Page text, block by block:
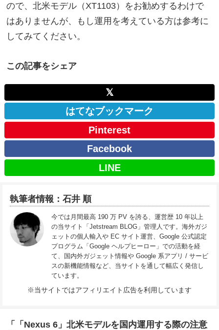
ので、北米モデル（XT1103）をお勧めするわけで
はありませんが、もし運用を考えている方は参考に
してみてください。
この記事をシェア
𝕏
はてなブックマーク
Pinterest
Facebook
LINE
執筆者情報：石井 順
今では月間最高 190 万 PV を誇る、運営歴 10 年以上
の当サイト「Jetstream BLOG」管理人です。海外ガジ
ェットの個人輸入や EC サイト運営、Google 公式認定
プログラム「Google ヘルプヒーロー」での活動を経
て、国内外ガジェット情報や Google 系アプリ / サービ
スの新機能情報など、当サイトを通して幅広く発信し
ています。
※当サイトではアフィリエイト広告を利用しています
「「Nexus 6」北米モデルを国内運用する際の注意